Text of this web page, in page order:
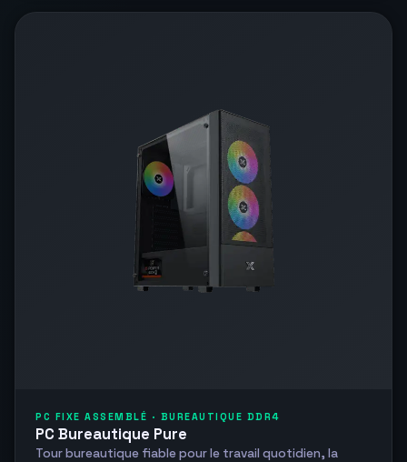
PC FIXE ASSEMBLÉ · BUREAUTIQUE DDR4
PC Bureautique Pure
Tour bureautique fiable pour le travail quotidien, la